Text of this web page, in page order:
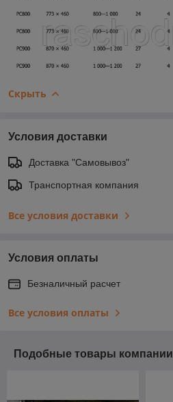
Скрыть
Условия доставки
Доставка "Самовывоз"
Транспортная компания
Все условия доставки
Условия оплаты
Безналичный расчет
Все условия оплаты
Подобные товары компании